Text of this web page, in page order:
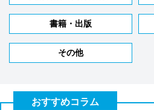
書籍・出版
その他
おすすめコラム